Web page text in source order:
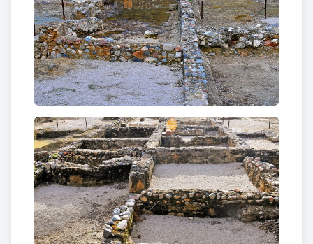
producció artesanal d'autosuficiència. Es dividia en
petites estances de pocs metres d'ample sense cap
connexió interna entre elles, totes tenien portes
d'accés i gaudien una petita passarel·la exterior de
porxos de fusta en la cara interna d'aquesta U per a
cobrir-se del sol.
La zona més a tocar del mar (pars urbana), amb
l'estructura principal o casa dels propietaris amb
troballes més nombroses i més destacades. La
residència dels amos, es distribuïa en estances
certament petites, com ara els menjadors
(bicliniumi després eltriclinium), sala de recepció,